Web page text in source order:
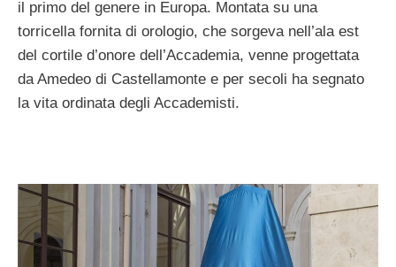
il primo del genere in Europa. Montata su una
torricella fornita di orologio, che sorgeva nell’ala est
del cortile d’onore dell’Accademia, venne progettata
da Amedeo di Castellamonte e per secoli ha segnato
la vita ordinata degli Accademisti.